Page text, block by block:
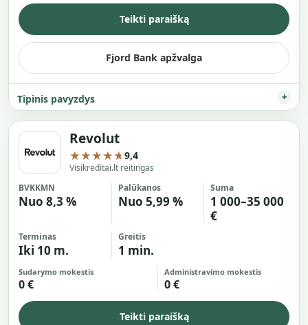
Teikti paraišką
Fjord Bank apžvalga
Tipinis pavyzdys
Revolut
★★★★★9,4
Visikreditai.lt reitingas
BVKKMN
Nuo 8,3 %
Palūkanos
Nuo 5,99 %
Suma
1 000–35 000
€
Terminas
Iki 10 m.
Greitis
1 min.
Sudarymo mokestis
0 €
Administravimo mokestis
0 €
Teikti paraišką